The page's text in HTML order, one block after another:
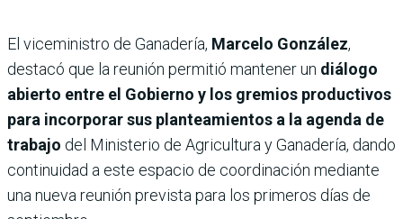
El viceministro de Ganadería, Marcelo González,
destacó que la reunión permitió mantener un diálogo
abierto entre el Gobierno y los gremios productivos
para incorporar sus planteamientos a la agenda de
trabajo del Ministerio de Agricultura y Ganadería, dando
continuidad a este espacio de coordinación mediante
una nueva reunión prevista para los primeros días de